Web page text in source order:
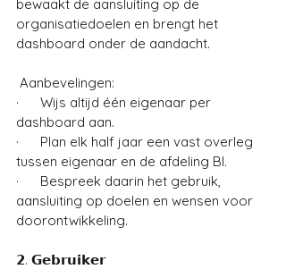
bewaakt de aansluiting op de
organisatiedoelen en brengt het
dashboard onder de aandacht.
Aanbevelingen:
·      Wijs altijd één eigenaar per
dashboard aan.
·      Plan elk half jaar een vast overleg
tussen eigenaar en de afdeling BI.
·      Bespreek daarin het gebruik,
aansluiting op doelen en wensen voor
doorontwikkeling.
𝟮. 𝗚𝗲𝗯𝗿𝘂𝗶𝗸𝗲𝗿